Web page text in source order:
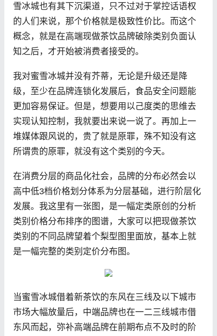
雪冰城也有其下沉渠道，只不过对于掌控话语权
的人们来说，那个价格就是极致性价比。而这个
概念，就是在高端现做茶饮品牌破除类别负面认
知之后，才开始被消费者接受的。
我对蜜雪冰城并没有芥蒂，无论是升级还是降
级，至少在品牌连锁化发展后，食品安全问题能
更加容易保证。但是，想要用以己度类的思维去
实现认知控制，我就要出来说一说了。再加上一
堆媒体跟风说的，贵了就是原罪，殊不知没有这
所谓贵的原罪，就没有这个类别的今天。
在消费分层的商品化社会，品牌的分布必然会以
高中低3档价格划分体系为分层基础，进行阶层化
发展。我这里有一张图，是一幅定类原创的分析
类别价格分布排序的图谱，大家可以把现做茶饮
类别的不同品牌望着个梨型图里面放，基本上就
是一幅完整的类别定价分布图。
当蜜雪冰城借着新茶饮的东风在三线及以下城市
市场大幅放量后，中端品牌也在一二三线城市借
东风而起，弥补高端品牌在前期布点不及时的阶